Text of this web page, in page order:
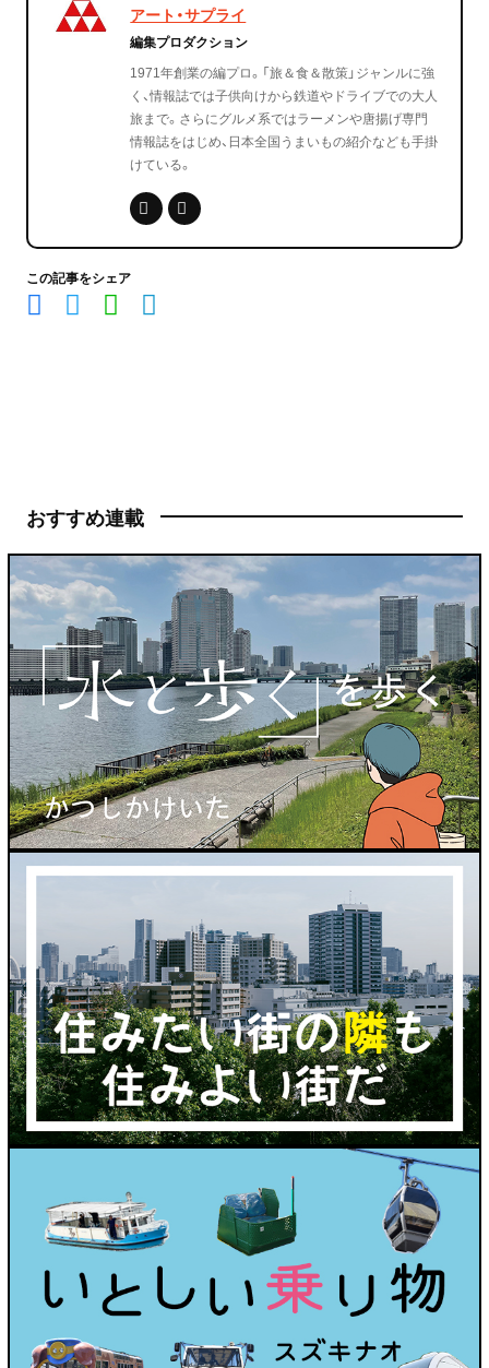
アート・サプライ
編集プロダクション
1971年創業の編プロ。「旅＆食＆散策」ジャンルに強
く、情報誌では子供向けから鉄道やドライブでの大人
旅まで。さらにグルメ系ではラーメンや唐揚げ専門
情報誌をはじめ、日本全国うまいもの紹介なども手掛
けている。
この記事をシェア
おすすめ連載